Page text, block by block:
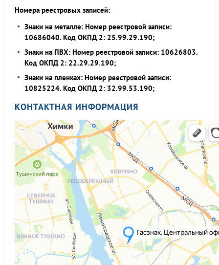
Номера реестровых записей:
Знаки на металле: Номер реестровой записи:
10686040. Код ОКПД 2: 25.99.29.190;
Знаки на ПВХ: Номер реестровой записи: 10626803.
Код ОКПД 2: 22.29.29.190;
Знаки на пленках: Номер реестровой записи:
10825224. Код ОКПД 2: 32.99.53.190;
КОНТАКТНАЯ ИНФОРМАЦИЯ